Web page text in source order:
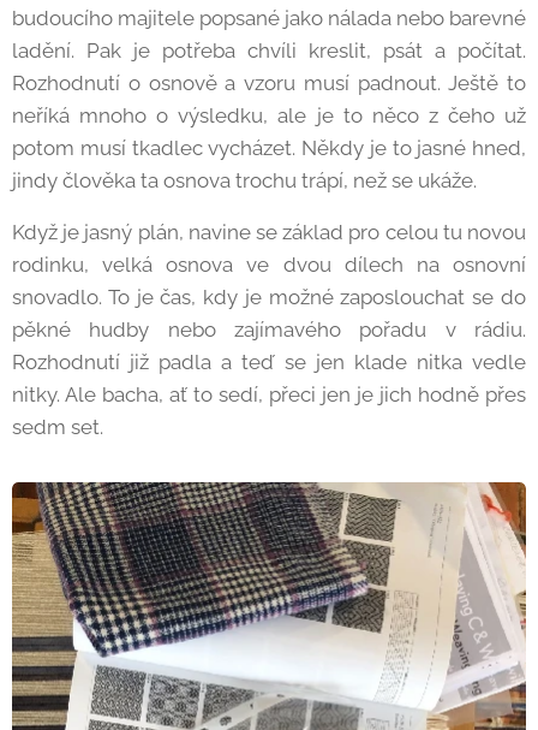
budoucího majitele popsané jako nálada nebo barevné
ladění. Pak je potřeba chvíli kreslit, psát a počítat.
Rozhodnutí o osnově a vzoru musí padnout. Ještě to
neříká mnoho o výsledku, ale je to něco z čeho už
potom musí tkadlec vycházet. Někdy je to jasné hned,
jindy člověka ta osnova trochu trápí, než se ukáže.
Když je jasný plán, navine se základ pro celou tu novou
rodinku, velká osnova ve dvou dílech na osnovní
snovadlo. To je čas, kdy je možné zaposlouchat se do
pěkné hudby nebo zajímavého pořadu v rádiu.
Rozhodnutí již padla a teď se jen klade nitka vedle
nitky. Ale bacha, ať to sedí, přeci jen je jich hodně přes
sedm set.